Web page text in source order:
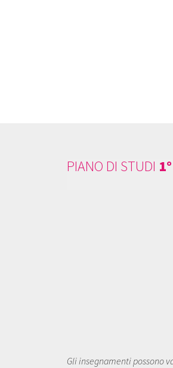
PIANO DI STUDI
Gli insegnamenti possono